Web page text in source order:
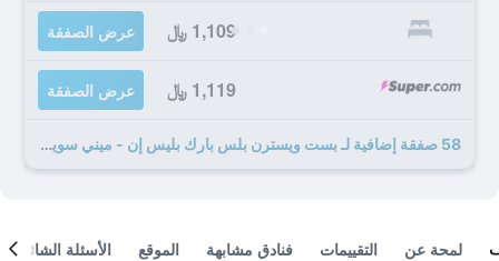
1,109 ﷼ عرض الصفقة
1,119 ﷼ عرض الصفقة
58 صفقة إضافية لـ بست ويسترن بلس بارك بليس إن - ميني سويتس
لمحة عن التقييمات فنادق مشابهة الموقع الأسئلة الشائعة